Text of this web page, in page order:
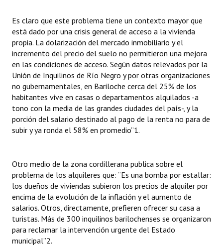
Es claro que este problema tiene un contexto mayor que
está dado por una crisis general de acceso a la vivienda
propia. La dolarización del mercado inmobiliario y el
incremento del precio del suelo no permitieron una mejora
en las condiciones de acceso. Según datos relevados por la
Unión de Inquilinos de Río Negro y por otras organizaciones
no gubernamentales, en Bariloche cerca del 25% de los
habitantes vive en casas o departamentos alquilados -a
tono con la media de las grandes ciudades del país-, y la
porción del salario destinado al pago de la renta no para de
subir y ya ronda el 58% en promedio”1.
Otro medio de la zona cordillerana publica sobre el
problema de los alquileres que: “Es una bomba por estallar:
los dueños de viviendas subieron los precios de alquiler por
encima de la evolución de la inflación y el aumento de
salarios. Otros, directamente, prefieren ofrecer su casa a
turistas. Más de 300 inquilinos barilochenses se organizaron
para reclamar la intervención urgente del Estado
municipal”2.